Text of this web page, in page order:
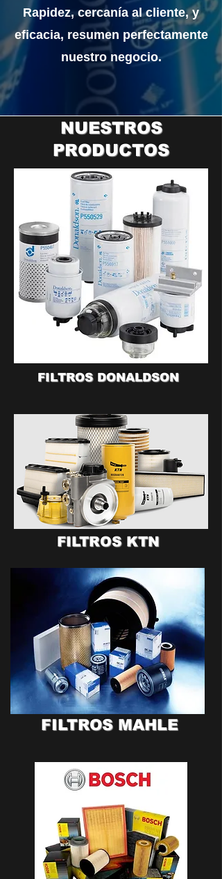
Rapidez, cercanía al cliente, y
eficacia, resumen perfectamente
nuestro negocio.
NUESTROS
PRODUCTOS
FILTROS DONALDSON
FILTROS KTN
FILTROS MAHLE